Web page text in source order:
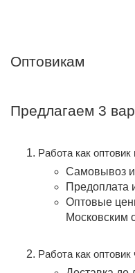
Оптовикам
Предлагаем 3
Работа как
Самовывоз
Предоплата
Оптовые
Московским
Работа как оптовик